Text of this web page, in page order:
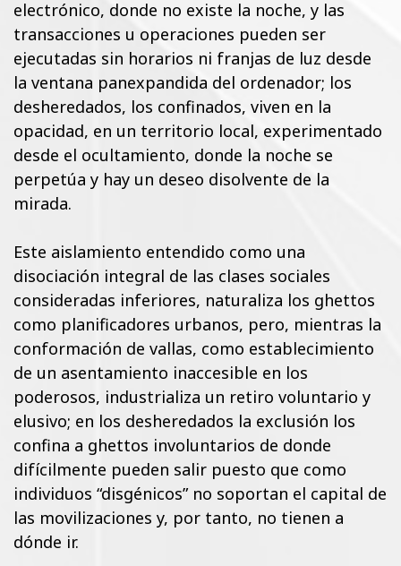
electrónico, donde no existe la noche, y las
transacciones u operaciones pueden ser
ejecutadas sin horarios ni franjas de luz desde
la ventana panexpandida del ordenador; los
desheredados, los confinados, viven en la
opacidad, en un territorio local, experimentado
desde el ocultamiento, donde la noche se
perpetúa y hay un deseo disolvente de la
mirada.
Este aislamiento entendido como una
disociación integral de las clases sociales
consideradas inferiores, naturaliza los ghettos
como planificadores urbanos, pero, mientras la
conformación de vallas, como establecimiento
de un asentamiento inaccesible en los
poderosos, industrializa un retiro voluntario y
elusivo; en los desheredados la exclusión los
confina a ghettos involuntarios de donde
difícilmente pueden salir puesto que como
individuos “disgénicos” no soportan el capital de
las movilizaciones y, por tanto, no tienen a
dónde ir.